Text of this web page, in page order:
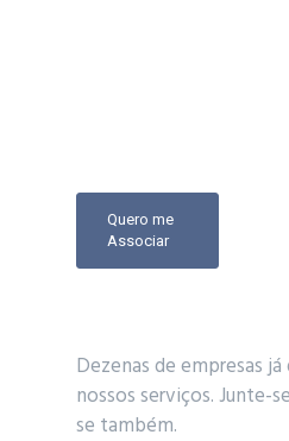
Quero me
Associar
Dezenas de empresas
nossos serviços. Junte-
se também.